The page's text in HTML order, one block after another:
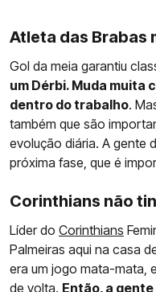
Atleta das Brabas
Gol da meia garantiu
um Dérbi. Muda muita
dentro do trabalho.
também que são
evolução diária. A gente
próxima fase, que é
Corinthians não
Líder do Corinthians
Palmeiras aqui na casa
era um jogo mata-mata,
de volta. Então, a